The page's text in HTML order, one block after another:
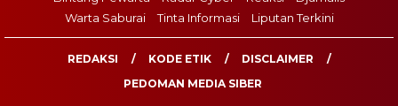
Warta Saburai
Tinta Informasi Liputan Terkini
REDAKSI KODE ETIK
DISCLAIMER
PEDOMAN MEDIA SIBER